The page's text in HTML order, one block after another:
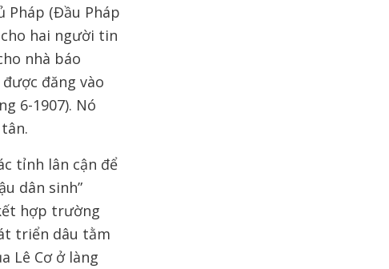
Pháp (Đầu Pháp
hai người tin
nhà báo
đăng vào
6-1907). Nó
tỉnh lân cận để
dân sinh”
hợp trường
triển dâu tằm
Lê Cơ ở làng